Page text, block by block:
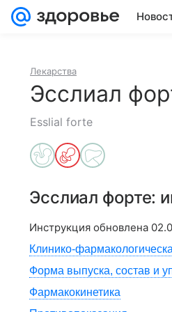
Лекарства
Эсслиал
Esslial forte
Эсслиал форте:
Инструкция обновлена
Клинико-
Форма выпуска, состав и
Фармакокинетика